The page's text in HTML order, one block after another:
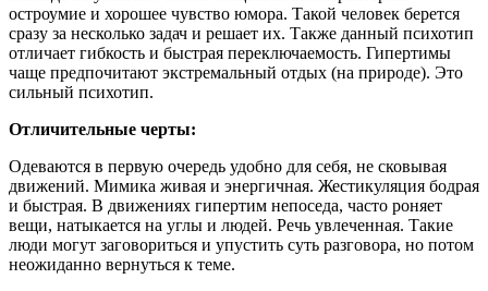
остроумие и хорошее чувство юмора. Такой человек берется
сразу за несколько задач и решает их. Также данный психотип
отличает гибкость и быстрая переключаемость. Гипертимы
чаще предпочитают экстремальный отдых (на природе). Это
сильный психотип.
Отличительные черты:
Одеваются в первую очередь удобно для себя, не сковывая
движений. Мимика живая и энергичная. Жестикуляция бодрая
и быстрая. В движениях гипертим непоседа, часто роняет
вещи, натыкается на углы и людей. Речь увлеченная. Такие
люди могут заговориться и упустить суть разговора, но потом
неожиданно вернуться к теме.